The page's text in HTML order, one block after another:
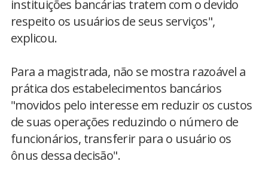
instituições bancárias tratem com o devido
respeito os usuários de seus serviços",
explicou.
Para a magistrada, não se mostra razoável a
prática dos estabelecimentos bancários
"movidos pelo interesse em reduzir os custos
de suas operações reduzindo o número de
funcionários, transferir para o usuário os
ônus dessa decisão".